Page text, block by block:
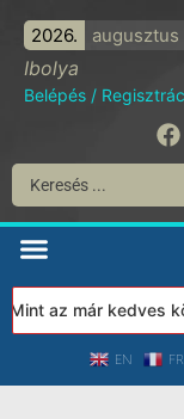
2026. augusztus
Ibolya
Belépés /
az már kedves
EN FR